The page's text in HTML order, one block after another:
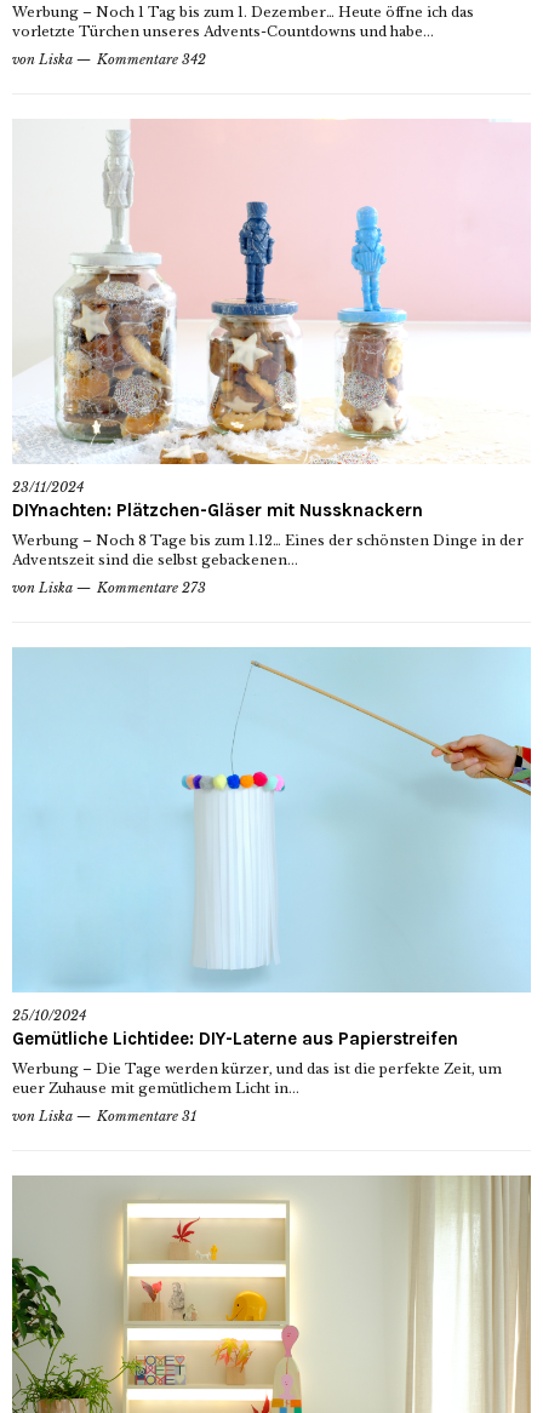
Werbung – Noch 1 Tag bis zum 1. Dezember… Heute öffne ich das
vorletzte Türchen unseres Advents-Countdowns und habe...
von Liska Kommentare 342
23/11/2024
DIYnachten: Plätzchen-Gläser mit Nussknackern
Werbung – Noch 8 Tage bis zum 1.12… Eines der schönsten Dinge in der
Adventszeit sind die selbst gebackenen...
von Liska Kommentare 273
25/10/2024
Gemütliche Lichtidee: DIY-Laterne aus Papierstreifen
Werbung – Die Tage werden kürzer, und das ist die perfekte Zeit, um
euer Zuhause mit gemütlichem Licht in...
von Liska Kommentare 31